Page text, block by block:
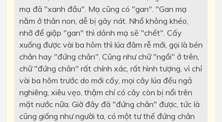
mạ đã "xanh đầu". Mạ cũng có "gan". "Gan mạ
nằm ở thân non, dễ bị gãy nát. Nhổ không khéo,
nhỡ để giập "gan" thì dảnh mạ sẽ "chết". Cấy
xuống được vài ba hôm thì lúa đâm rễ mới, gọi là bén
chân hay "đứng chân". Cũng như chữ "ngồi" ở trên,
chữ "đứng chân" rất chính xác, rất hình tượng, vì chỉ
vài ba hôm trước do mới cấy, mọi cây lúa đều ngả
nghiêng, xiêu vẹo, thậm chí có cây còn bị nổi trên
mặt nước nữa. Giờ đây đã "đứng chân" được, tức là
cũng giống như người ta, có một tư thế đứng chân